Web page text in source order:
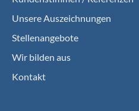
Unsere Auszeichnungen
Stellenangebote
Wir bilden aus
Kontakt